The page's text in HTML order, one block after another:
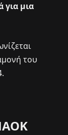
για μια
του